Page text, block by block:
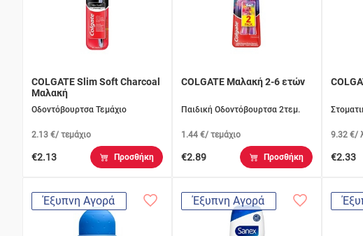
COLGATE Slim Soft Charcoal
Μαλακή
Οδοντόβουρτσα Τεμάχιο
2.13 €/ τεμάχιο
€2.13 Προσθήκη
COLGATE Μαλακή 2-6 ετών
Παιδική Οδοντόβουρτσα 2τεμ.
1.44 €/ τεμάχιο
€2.89 Προσθήκη
9.32 €/
€2.33
Έξυπνη Αγορά Έξυπνη Αγορά